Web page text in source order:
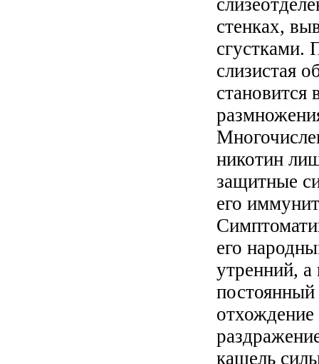
стенках,
сгустками.
слизистая
становится
никотин
защитные
его
его
утренний, а
кашель